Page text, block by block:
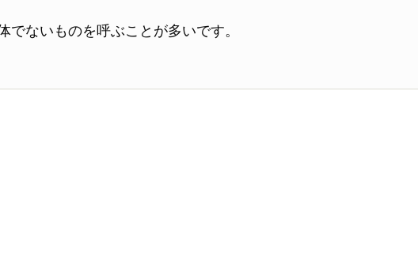
でないものを呼ぶことが多いです。